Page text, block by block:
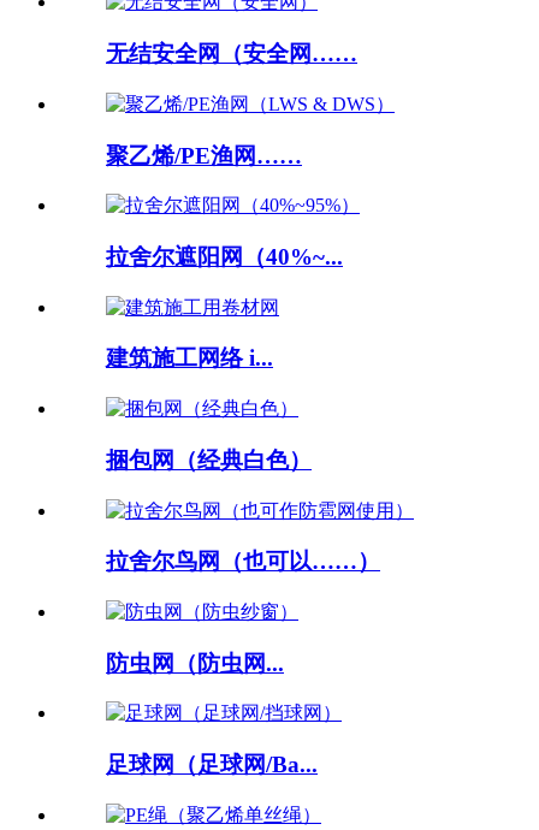
无结安全网（安全网……
聚乙烯/PE渔网……
拉舍尔遮阳网（40%~...
建筑施工网络 i...
捆包网（经典白色）
拉舍尔鸟网（也可以……）
防虫网（防虫网...
足球网（足球网/Ba...